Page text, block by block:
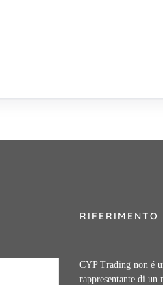
RIFERIMENTO
CYP Trading non é
rappresentante di